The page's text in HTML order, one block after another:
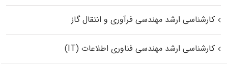
کارشناسی ارشد مهندسی فرآوری و انتقال گاز
کارشناسی ارشد مهندسی فناوری اطلاعات (IT)